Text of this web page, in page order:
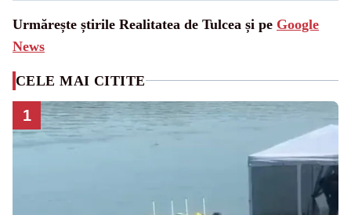
Urmărește știrile Realitatea de Tulcea și pe Google
News
CELE MAI CITITE
1